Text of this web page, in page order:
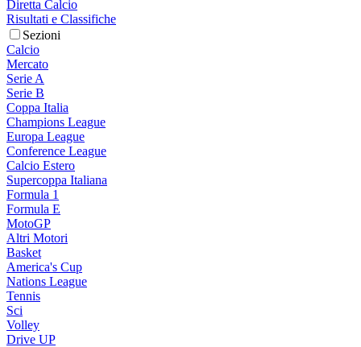
Diretta Calcio
Risultati e Classifiche
Sezioni
Calcio
Mercato
Serie A
Serie B
Coppa Italia
Champions League
Europa League
Conference League
Calcio Estero
Supercoppa Italiana
Formula 1
Formula E
MotoGP
Altri Motori
Basket
America's Cup
Nations League
Tennis
Sci
Volley
Drive UP